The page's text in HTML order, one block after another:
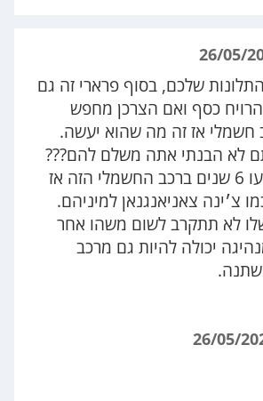
שלכם, בסוף פרארי זה גם
כסף ואם הצרכן מחפש
חשמלי אז זה מה שהוא יעשה.
לא הבנתי אתה משלם להם???
ותכלס הם השקיעו 6 שנים ברכב החשמלי הזה אז
צ׳ינה צאניאנגנאן למיניהם.
לא תתקרב לשום משהו אחר
יכולה להיות גם מרכב